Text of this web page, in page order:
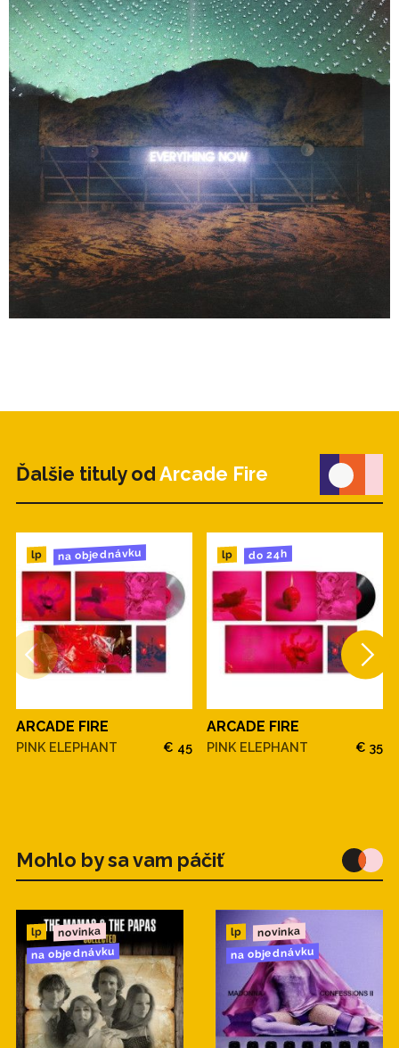
12. We Don't Deserve Love
13. Everything Now (Continued)
Ďalšie tituly od Arcade Fire
lp na objednávku
ARCADE FIRE
PINK ELEPHANT € 45
lp do 24h
ARCADE FIRE
PINK ELEPHANT € 35
Mohlo by sa vam páčiť
lp novinka
na objednávku
lp novinka
na objednávku